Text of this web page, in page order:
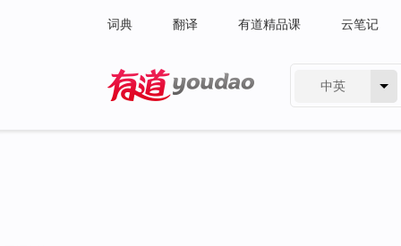
词典 翻译 有道精品课 云笔记
中英